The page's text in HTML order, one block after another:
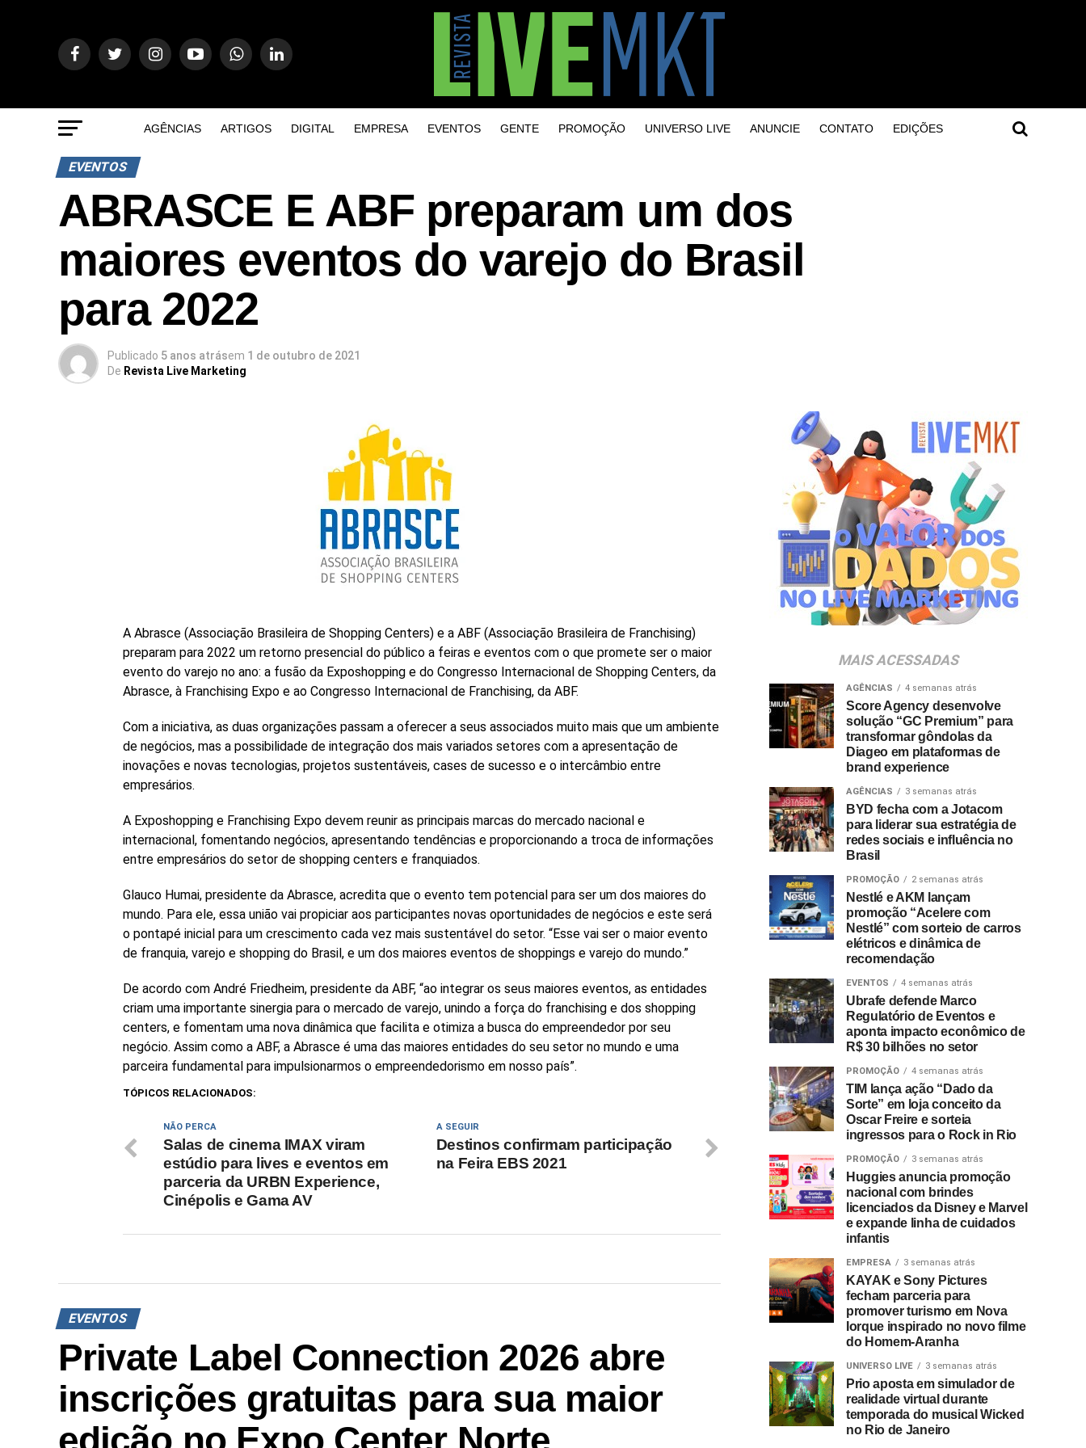
AGÊNCIAS ARTIGOS DIGITAL EMPRESA EVENTOS GENTE PROMOÇÃO UNIVERSO LIVE ANUNCIE CONTATO EDIÇÕES
EVENTOS
ABRASCE E ABF preparam um dos
maiores eventos do varejo do Brasil
para 2022
Publicado 5 anos atrásem 1 de outubro de 2021
De Revista Live Marketing
A Abrasce (Associação Brasileira de Shopping Centers) e a ABF (Associação Brasileira de Franchising)
preparam para 2022 um retorno presencial do público a feiras e eventos com o que promete ser o maior
evento do varejo no ano: a fusão da Exposhopping e do Congresso Internacional de Shopping Centers, da
Abrasce, à Franchising Expo e ao Congresso Internacional de Franchising, da ABF.
Com a iniciativa, as duas organizações passam a oferecer a seus associados muito mais que um ambiente
de negócios, mas a possibilidade de integração dos mais variados setores com a apresentação de
inovações e novas tecnologias, projetos sustentáveis, cases de sucesso e o intercâmbio entre
empresários.
A Exposhopping e Franchising Expo devem reunir as principais marcas do mercado nacional e
internacional, fomentando negócios, apresentando tendências e proporcionando a troca de informações
entre empresários do setor de shopping centers e franquiados.
Glauco Humai, presidente da Abrasce, acredita que o evento tem potencial para ser um dos maiores do
mundo. Para ele, essa união vai propiciar aos participantes novas oportunidades de negócios e este será
o pontapé inicial para um crescimento cada vez mais sustentável do setor. “Esse vai ser o maior evento
de franquia, varejo e shopping do Brasil, e um dos maiores eventos de shoppings e varejo do mundo.”
De acordo com André Friedheim, presidente da ABF, “ao integrar os seus maiores eventos, as entidades
criam uma importante sinergia para o mercado de varejo, unindo a força do franchising e dos shopping
centers, e fomentam uma nova dinâmica que facilita e otimiza a busca do empreendedor por seu
negócio. Assim como a ABF, a Abrasce é uma das maiores entidades do seu setor no mundo e uma
parceira fundamental para impulsionarmos o empreendedorismo em nosso país”.
TÓPICOS RELACIONADOS:
A SEGUIR
Destinos confirmam participação
na Feira EBS 2021
NÃO PERCA
Salas de cinema IMAX viram
estúdio para lives e eventos em
parceria da URBN Experience,
Cinépolis e Gama AV
EVENTOS
Private Label Connection 2026 abre
inscrições gratuitas para sua maior
MAIS ACESSADAS
AGÊNCIAS 4 semanas atrás
Score Agency desenvolve
solução “GC Premium” para
transformar gôndolas da
Diageo em plataformas de
brand experience
AGÊNCIAS 3 semanas atrás
BYD fecha com a Jotacom
para liderar sua estratégia de
redes sociais e influência no
Brasil
PROMOÇÃO 2 semanas atrás
Nestlé e AKM lançam
promoção “Acelere com
Nestlé” com sorteio de carros
elétricos e dinâmica de
recomendação
EVENTOS 4 semanas atrás
Ubrafe defende Marco
Regulatório de Eventos e
aponta impacto econômico de
R$ 30 bilhões no setor
PROMOÇÃO 4 semanas atrás
TIM lança ação “Dado da
Sorte” em loja conceito da
Oscar Freire e sorteia
ingressos para o Rock in Rio
PROMOÇÃO 3 semanas atrás
Huggies anuncia promoção
nacional com brindes
licenciados da Disney e Marvel
e expande linha de cuidados
infantis
EMPRESA 3 semanas atrás
KAYAK e Sony Pictures
fecham parceria para
promover turismo em Nova
Iorque inspirado no novo filme
do Homem-Aranha
UNIVERSO LIVE 3 semanas atrás
Prio aposta em simulador de
realidade virtual durante
temporada do musical Wicked
no Rio de Janeiro